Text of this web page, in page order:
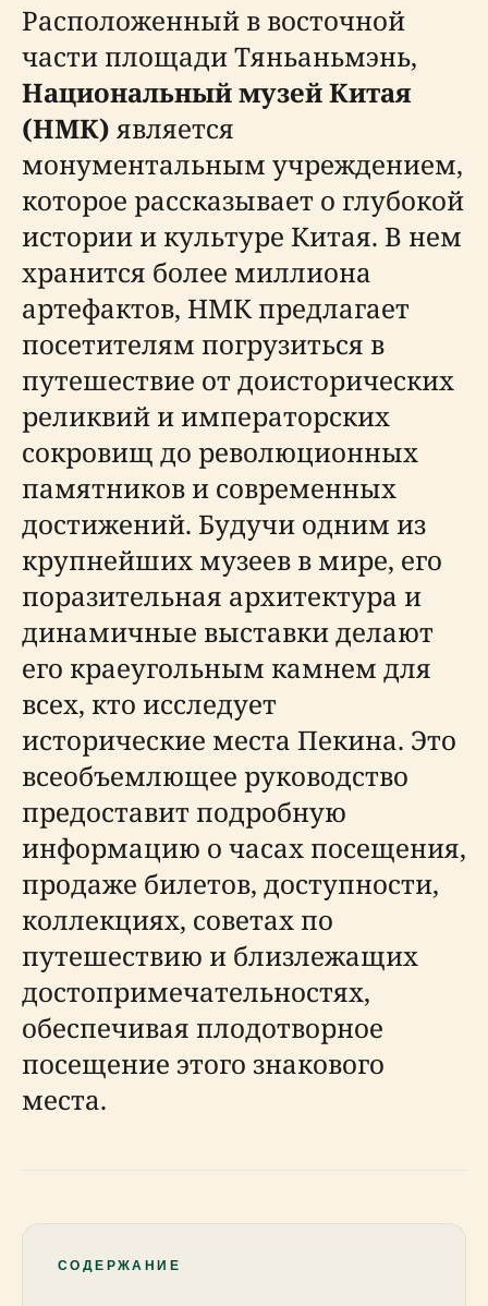
Расположенный в восточной
части площади Тяньаньмэнь,
Национальный музей Китая
(НМК) является
монументальным учреждением,
которое рассказывает о глубокой
истории и культуре Китая. В нем
хранится более миллиона
артефактов, НМК предлагает
посетителям погрузиться в
путешествие от доисторических
реликвий и императорских
сокровищ до революционных
памятников и современных
достижений. Будучи одним из
крупнейших музеев в мире, его
поразительная архитектура и
динамичные выставки делают
его краеугольным камнем для
всех, кто исследует
исторические места Пекина. Это
всеобъемлющее руководство
предоставит подробную
информацию о часах посещения,
продаже билетов, доступности,
коллекциях, советах по
путешествию и близлежащих
достопримечательностях,
обеспечивая плодотворное
посещение этого знакового
места.
СОДЕРЖАНИЕ